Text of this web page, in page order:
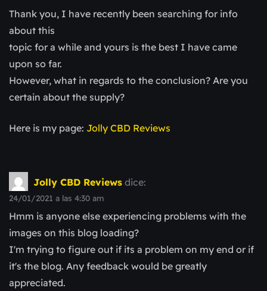
Thank you, I have recently been searching for info
about this
topic for a while and yours is the best I have came
upon so far.
However, what in regards to the conclusion? Are you
certain about the supply?
Here is my page: Jolly CBD Reviews
Jolly CBD Reviews dice:
24/01/2021 a las 4:30 am
Hmm is anyone else experiencing problems with the
images on this blog loading?
I'm trying to figure out if its a problem on my end or if
it's the blog. Any feedback would be greatly
appreciated.